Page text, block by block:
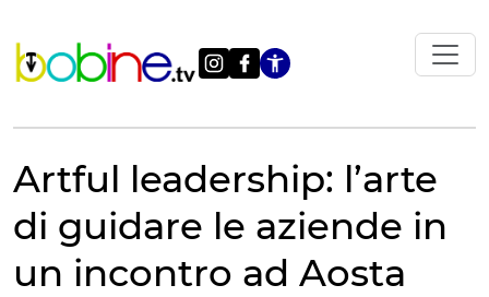
contenuto
Apri le
Artful leadership: l’arte
di guidare le aziende in
un incontro ad Aosta